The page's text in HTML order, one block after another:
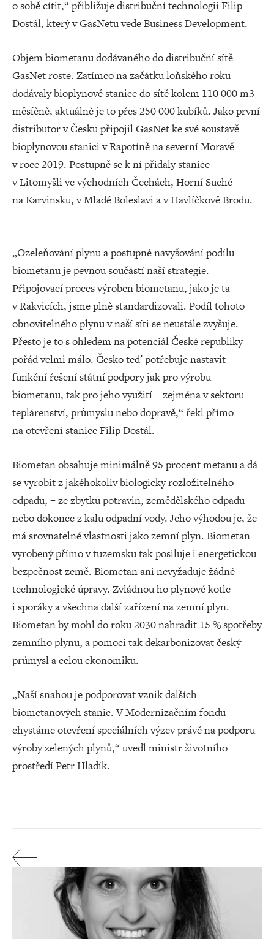
o sobě cítit,“ přibližuje distribuční technologii Filip
Dostál, který v GasNetu vede Business Development.
Objem biometanu dodávaného do distribuční sítě
GasNet roste. Zatímco na začátku loňského roku
dodávaly bioplynové stanice do sítě kolem 110 000 m3
měsíčně, aktuálně je to přes 250 000 kubíků. Jako první
distributor v Česku připojil GasNet ke své soustavě
bioplynovou stanici v Rapotíně na severní Moravě
v roce 2019. Postupně se k ní přidaly stanice
v Litomyšli ve východních Čechách, Horní Suché
na Karvinsku, v Mladé Boleslavi a v Havlíčkově Brodu.
„Ozeleňování plynu a postupné navyšování podílu
biometanu je pevnou součástí naší strategie.
Připojovací proces výroben biometanu, jako je ta
v Rakvicích, jsme plně standardizovali. Podíl tohoto
obnovitelného plynu v naší síti se neustále zvyšuje.
Přesto je to s ohledem na potenciál České republiky
pořád velmi málo. Česko teď potřebuje nastavit
funkční řešení státní podpory jak pro výrobu
biometanu, tak pro jeho využití – zejména v sektoru
teplárenství, průmyslu nebo dopravě,“ řekl přímo
na otevření stanice Filip Dostál.
Biometan obsahuje minimálně 95 procent metanu a dá
se vyrobit z jakéhokoliv biologicky rozložitelného
odpadu, – ze zbytků potravin, zemědělského odpadu
nebo dokonce z kalu odpadní vody. Jeho výhodou je, že
má srovnatelné vlastnosti jako zemní plyn. Biometan
vyrobený přímo v tuzemsku tak posiluje i energetickou
bezpečnost země. Biometan ani nevyžaduje žádné
technologické úpravy. Zvládnou ho plynové kotle
i sporáky a všechna další zařízení na zemní plyn.
Biometan by mohl do roku 2030 nahradit 15 % spotřeby
zemního plynu, a pomoci tak dekarbonizovat český
průmysl a celou ekonomiku.
„Naší snahou je podporovat vznik dalších
biometanových stanic. V Modernizačním fondu
chystáme otevření speciálních výzev právě na podporu
výroby zelených plynů,“ uvedl ministr životního
prostředí Petr Hladík.